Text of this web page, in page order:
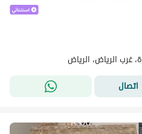
غرب الرياض، الرياض
اتصال